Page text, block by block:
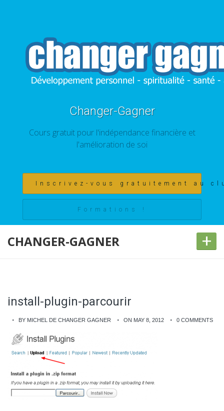
Changer-Gagner
Cours gratuit pour l'indépendance financière et
l'amélioration de soi
Inscrivez-vous gratuitement au
Formations !
CHANGER-GAGNER +
install-plugin-parcourir
BY MICHEL DE CHANGER GAGNER ON MAY 8, 2012 0 COMMENTS